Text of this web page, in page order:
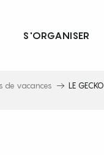
S'ORGANISER
de vacances LE GECKO